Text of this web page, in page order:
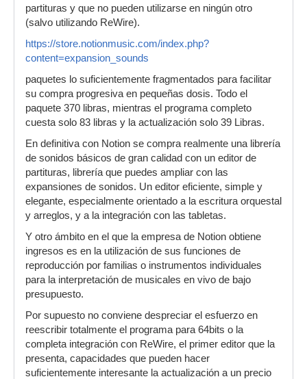
partituras y que no pueden utilizarse en ningún otro
(salvo utilizando ReWire).
https://store.notionmusic.com/index.php?
content=expansion_sounds
paquetes lo suficientemente fragmentados para facilitar
su compra progresiva en pequeñas dosis. Todo el
paquete 370 libras, mientras el programa completo
cuesta solo 83 libras y la actualización solo 39 Libras.
En definitiva con Notion se compra realmente una librería
de sonidos básicos de gran calidad con un editor de
partituras, librería que puedes ampliar con las
expansiones de sonidos. Un editor eficiente, simple y
elegante, especialmente orientado a la escritura orquestal
y arreglos, y a la integración con las tabletas.
Y otro ámbito en el que la empresa de Notion obtiene
ingresos es en la utilización de sus funciones de
reproducción por familias o instrumentos individuales
para la interpretación de musicales en vivo de bajo
presupuesto.
Por supuesto no conviene despreciar el esfuerzo en
reescribir totalmente el programa para 64bits o la
completa integración con ReWire, el primer editor que la
presenta, capacidades que pueden hacer
suficientemente interesante la actualización a un precio